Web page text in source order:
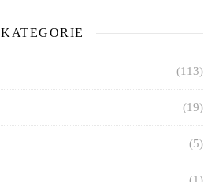
KATEGORIE
(113)
(19)
(5)